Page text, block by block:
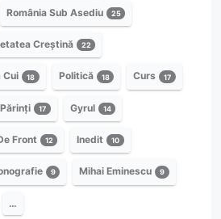
România Sub Asediu 25
Creștină 22
Cui 18 Politică 18 Curs 17
17 Gyrul 14
Front 12 Inedit 10
9 Mihai Eminescu 9
…